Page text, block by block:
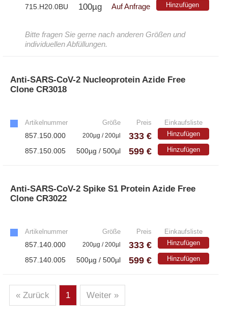
715.H20.0BU 100µg Auf Anfrage Hinzufügen
Bitte fragen Sie gerne nach anderen Größen und
individuellen Abfüllungen.
Anti-SARS-CoV-2 Nucleoprotein Azide Free
Clone CR3018
Artikelnummer Größe Preis Einkaufsliste
857.150.000 200µg / 200µl 333 € Hinzufügen
857.150.005 500µg / 500µl 599 € Hinzufügen
Anti-SARS-CoV-2 Spike S1 Protein Azide Free
Clone CR3022
Artikelnummer Größe Preis Einkaufsliste
857.140.000 200µg / 200µl 333 € Hinzufügen
857.140.005 500µg / 500µl 599 € Hinzufügen
« Zurück 1 Weiter »